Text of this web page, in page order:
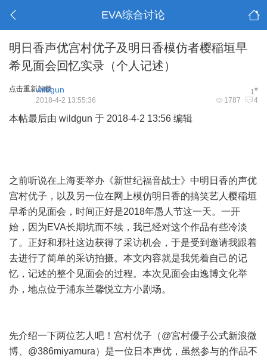
EVA综合讨论
明日香声优宫村优子及明日香模仿者樱稲垣早
希见面会回忆实录（个人记述）
点击重新加载 1#
wildgun
1787 4
2018-4-2 13:55:36
本帖最后由 wildgun 于 2018-4-2 13:56 编辑
之前听说在上海要举办《新世纪福音战士》中明日香的声优
宫村优子，以及另一位在网上模仿明日香的搞笑艺人樱稲垣
早希的见面会，时间正好是2018年愚人节这一天。一开
始，因为EVA长期坑而不续，我已经对这个作品有些冷淡
了。正好和邪社这边获得了采访机会，于是受到邀请我跟着
去进行了简单的采访拍摄。本文内容就是我凭着自己的记
忆，记述的整个见面会的过程。本次见面会由逸博文化举
办，地点位于浦东兰馨悦立方小剧场。
先介绍一下两位艺人吧！宫村优子（@宮村優子公式新浪微
博、 @386miyamura）是一位日本声优，虽然参与的作品不